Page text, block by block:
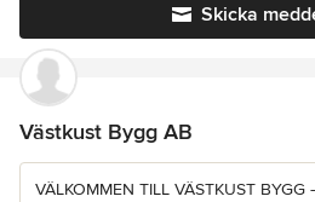
Skicka
Västkust Bygg AB
VÄLKOMMEN TILL VÄSTKUST